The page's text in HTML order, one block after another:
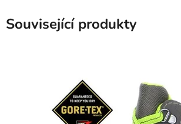
Související produkty